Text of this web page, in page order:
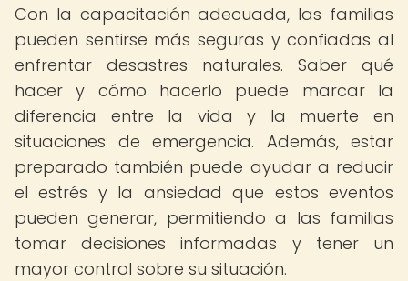
Con la capacitación adecuada, las familias
pueden sentirse más seguras y confiadas al
enfrentar desastres naturales. Saber qué
hacer y cómo hacerlo puede marcar la
diferencia entre la vida y la muerte en
situaciones de emergencia. Además, estar
preparado también puede ayudar a reducir
el estrés y la ansiedad que estos eventos
pueden generar, permitiendo a las familias
tomar decisiones informadas y tener un
mayor control sobre su situación.